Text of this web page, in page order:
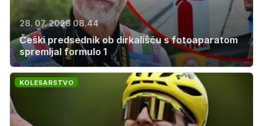
28. 07. 2026 08.44
Češki predsednik ob dirkališču s fotoaparatom
spremljal formulo 1
KOLESARSTVO